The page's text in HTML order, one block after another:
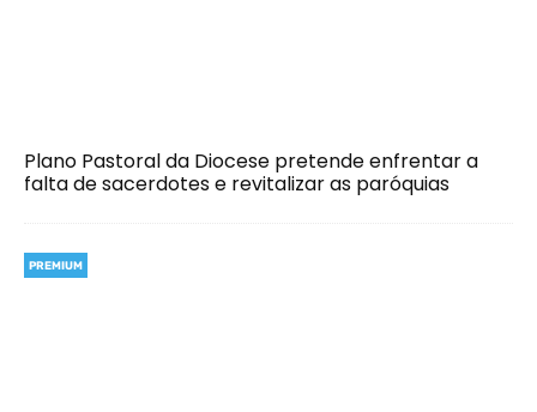
Plano Pastoral da Diocese pretende enfrentar a
falta de sacerdotes e revitalizar as paróquias
PREMIUM